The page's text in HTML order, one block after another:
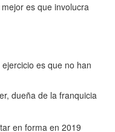
es que involucra
es que no han
dueña de la franquicia